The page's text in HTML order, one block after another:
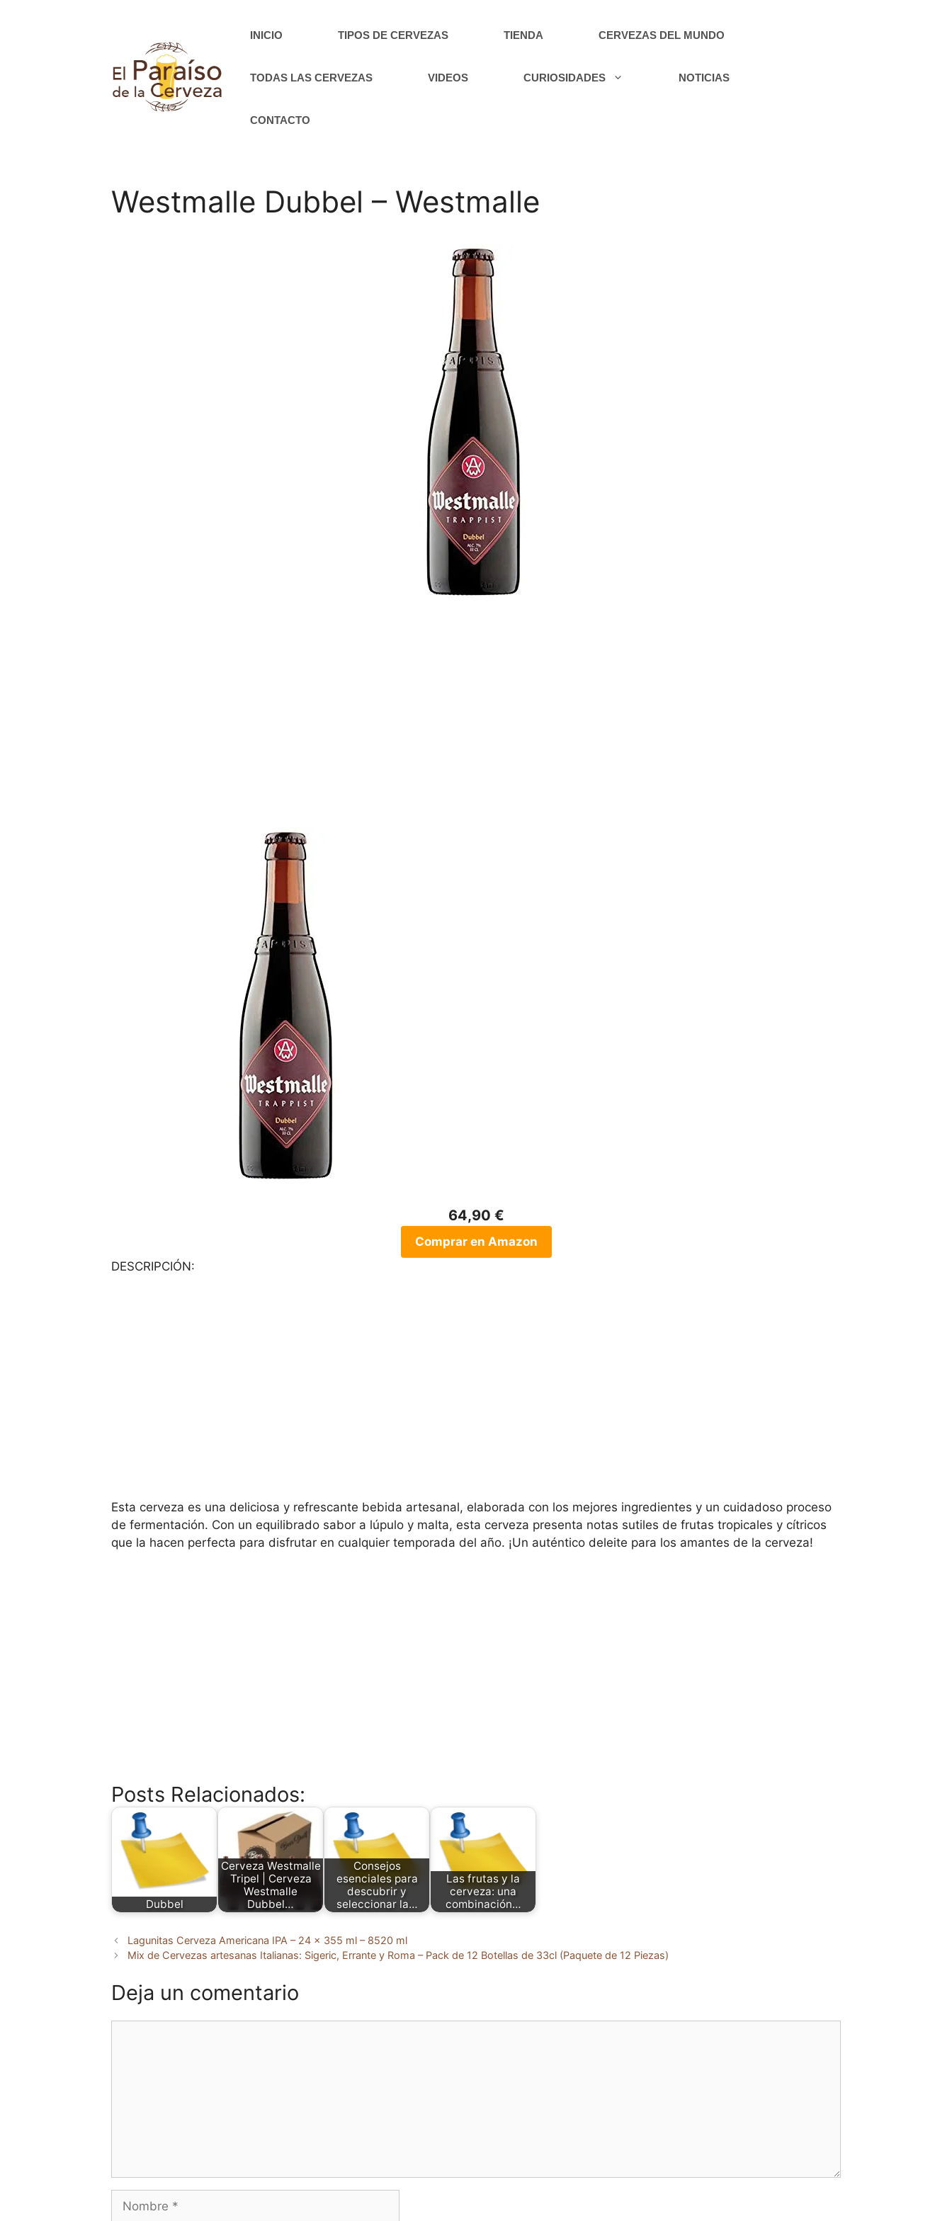
INICIO TIPOS DE CERVEZAS TIENDA CERVEZAS DEL MUNDO
TODAS LAS CERVEZAS VIDEOS CURIOSIDADES NOTICIAS
CONTACTO
Westmalle Dubbel – Westmalle
64,90 €
Comprar en Amazon
DESCRIPCIÓN:
Esta cerveza es una deliciosa y refrescante bebida artesanal, elaborada con los mejores ingredientes y un cuidadoso proceso
de fermentación. Con un equilibrado sabor a lúpulo y malta, esta cerveza presenta notas sutiles de frutas tropicales y cítricos
que la hacen perfecta para disfrutar en cualquier temporada del año. ¡Un auténtico deleite para los amantes de la cerveza!
Posts Relacionados:
Dubbel
Cerveza Westmalle
Tripel | Cerveza
Westmalle
Dubbel…
Consejos
esenciales para
descubrir y
seleccionar la…
Las frutas y la
cerveza: una
combinación…
Lagunitas Cerveza Americana IPA – 24 x 355 ml – 8520 ml
Mix de Cervezas artesanas Italianas: Sigeric, Errante y Roma – Pack de 12 Botellas de 33cl (Paquete de 12 Piezas)
Deja un comentario